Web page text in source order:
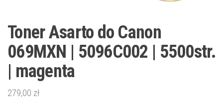
Toner Asarto do Canon
069MXN | 5096C002 | 5500str.
| magenta
279,00 zł